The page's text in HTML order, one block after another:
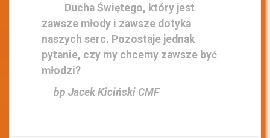
Ducha Świętego, który jest
zawsze młody i zawsze dotyka
naszych serc. Pozostaje jednak
pytanie, czy my chcemy zawsze być
młodzi?
bp Jacek Kiciński CMF